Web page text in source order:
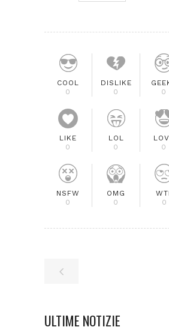
COOL
0
DISLIKE
0
0
LIKE
0
LOL
0
0
NSFW
0
OMG
0
0
ULTIME NOTIZIE